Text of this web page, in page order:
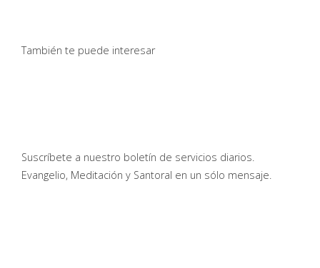
También te puede interesar
Suscríbete a nuestro boletín de servicios diarios.
Evangelio, Meditación y Santoral en un sólo mensaje.